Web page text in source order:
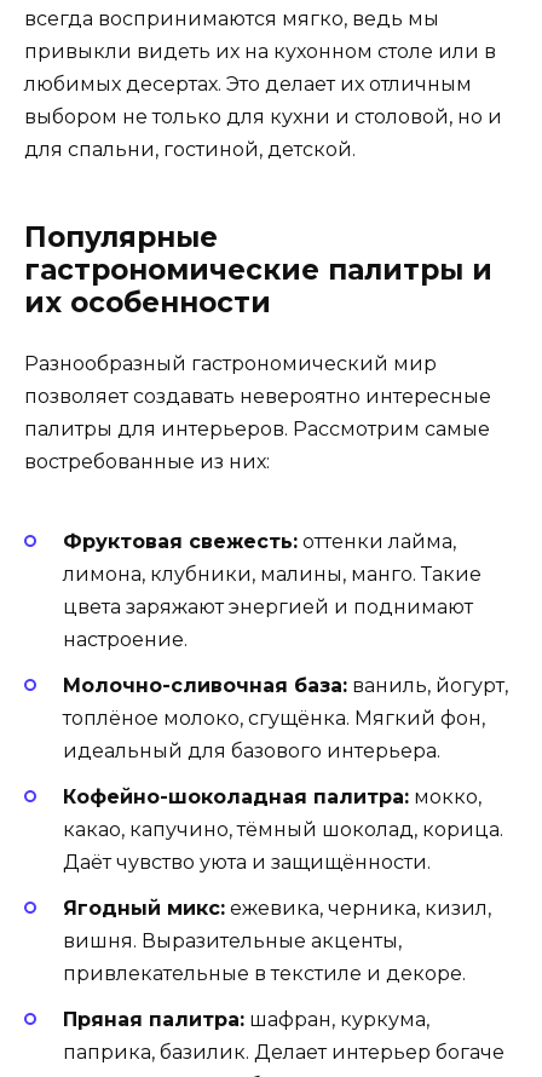
всегда воспринимаются мягко, ведь мы
привыкли видеть их на кухонном столе или в
любимых десертах. Это делает их отличным
выбором не только для кухни и столовой, но и
для спальни, гостиной, детской.
Популярные
гастрономические палитры и
их особенности
Разнообразный гастрономический мир
позволяет создавать невероятно интересные
палитры для интерьеров. Рассмотрим самые
востребованные из них:
Фруктовая свежесть: оттенки лайма,
лимона, клубники, малины, манго. Такие
цвета заряжают энергией и поднимают
настроение.
Молочно-сливочная база: ваниль, йогурт,
топлёное молоко, сгущёнка. Мягкий фон,
идеальный для базового интерьера.
Кофейно-шоколадная палитра: мокко,
какао, капучино, тёмный шоколад, корица.
Даёт чувство уюта и защищённости.
Ягодный микс: ежевика, черника, кизил,
вишня. Выразительные акценты,
привлекательные в текстиле и декоре.
Пряная палитра: шафран, куркума,
паприка, базилик. Делает интерьер богаче